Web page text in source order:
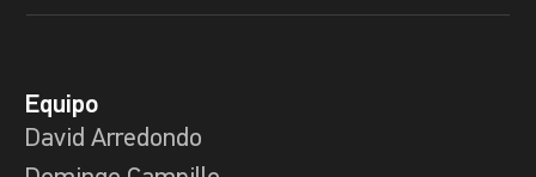
Equipo
David Arredondo